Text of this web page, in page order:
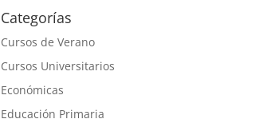
Categorías
Cursos de Verano
Cursos Universitarios
Económicas
Educación Primaria